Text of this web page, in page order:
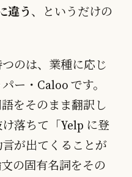
違う、というだけの
のは、業種に応じ
ー・Caloo です。
をそのまま翻訳し
落ちて「Yelp に登
が出てくることが
の固有名詞をその